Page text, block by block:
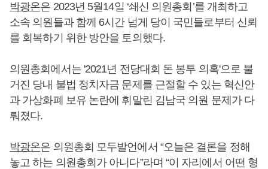
박광온은 2023년 5월14일 ‘쇄신 의원총회’를 개최하고
소속 의원들과 함께 6시간 넘게 당이 국민들로부터 신뢰
를 회복하기 위한 방안을 토의했다.
의원총회에서는 '2021년 전당대회 돈 봉투 의혹'으로 불
거진 당내 불법 정치자금 문제를 근절할 수 있는 혁신안
과 가상화폐 보유 논란에 휘말린 김남국 의원 문제가 다
뤄졌다.
박광온은 의원총회 모두발언에서 “오늘은 결론을 정해
놓고 하는 의원총회가 아니다”라며 “이 자리에서 어떤 형